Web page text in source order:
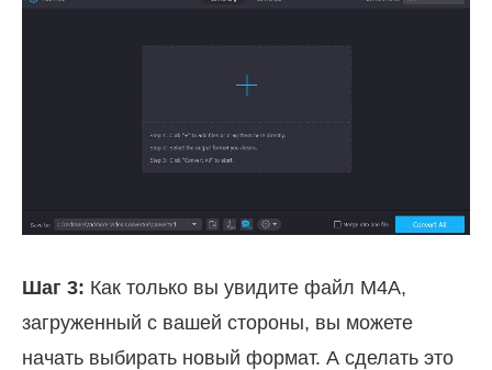
Шаг 3: Как только вы увидите файл M4A,
загруженный с вашей стороны, вы можете
начать выбирать новый формат. А сделать это